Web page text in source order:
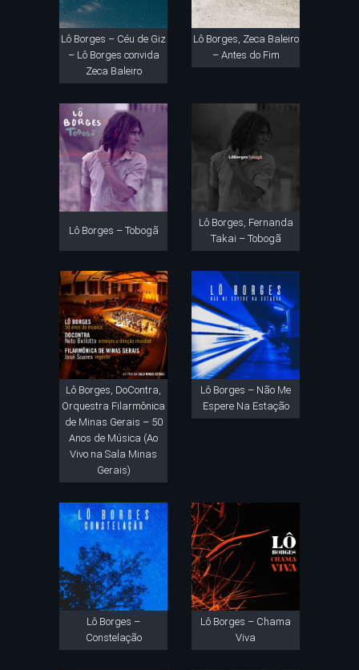
Lô Borges – Céu de Giz
– Lô Borges convida
Zeca Baleiro
Lô Borges, Zeca Baleiro
– Antes do Fim
Lô Borges – Tobogã
Lô Borges, Fernanda
Takai – Tobogã
Lô Borges, DoContra,
Orquestra Filarmônica
de Minas Gerais – 50
Anos de Música (Ao
Vivo na Sala Minas
Gerais)
Lô Borges – Não Me
Espere Na Estação
Lô Borges –
Constelação
Lô Borges – Chama
Viva